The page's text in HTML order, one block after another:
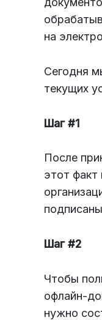
на
Сегодня
текущих
Шаг #1
После
этот факт
Шаг #2
Чтобы
офлайн-
нужно